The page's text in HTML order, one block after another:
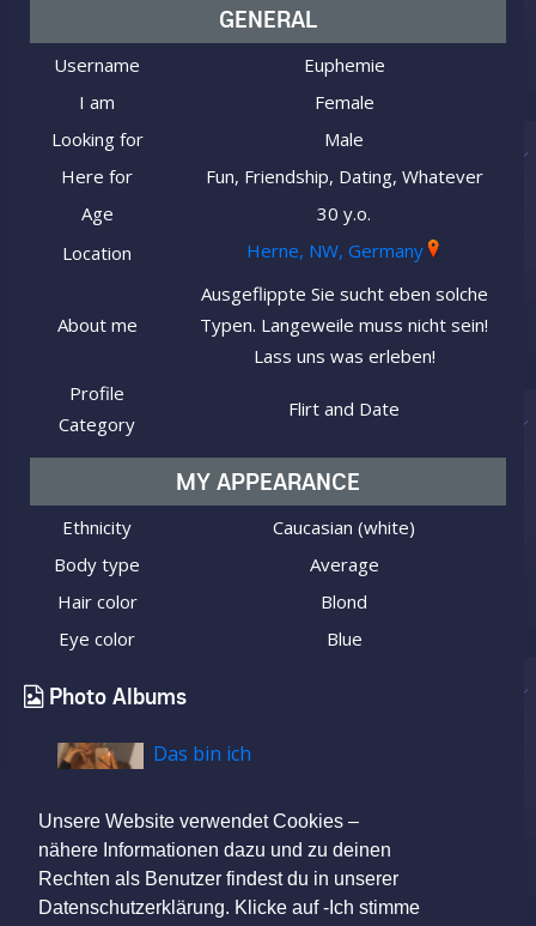
Unsere Website verwendet Cookies –
nähere Informationen dazu und zu deinen
Rechten als Benutzer findest du in unserer
Datenschutzerklärung. Klicke auf -Ich stimme
GENERAL
Username
Euphemie
I am
Female
Looking for
Male
Here for
Fun, Friendship, Dating, Whatever
Age
30 y.o.
Location
Herne, NW, Germany
About me
Ausgeflippte Sie sucht eben solche
Typen. Langeweile muss nicht sein!
Lass uns was erleben!
Profile
Category
Flirt and Date
MY APPEARANCE
Ethnicity
Caucasian (white)
Body type
Average
Hair color
Blond
Eye color
Blue
Photo Albums
Das bin ich